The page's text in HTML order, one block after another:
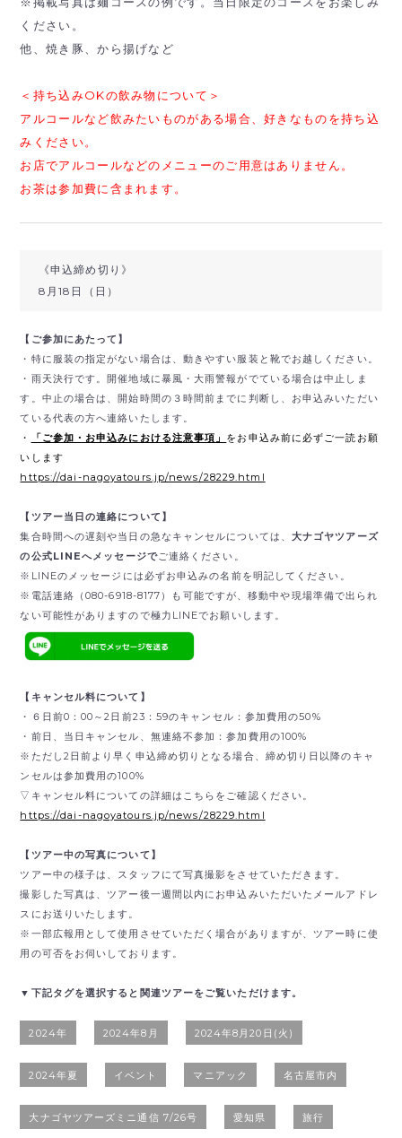
ください。
他、焼き豚、から揚げなど
＜持ち込みOKの飲み物について＞
アルコールなど飲みたいものがある場合、好きなものを持ち込
みください。
お店でアルコールなどのメニューのご用意はありません。
お茶は参加費に含まれます。
《申込締め切り》
8月18日（日）
【ご参加にあたって】
・特に服装の指定がない場合は、動きやすい服装と靴でお越しください。
・雨天決行です。開催地域に暴風・大雨警報がでている場合は中止しま
す。中止の場合は、開始時間の３時間前までに判断し、お申込みいただい
ている代表の方へ連絡いたします。
・
「ご参加・お申込みにおける注意事項」 をお申込み前に必ずご一読お願
いします
https://dai-nagoyatours.jp/news/28229.html
【ツアー当日の連絡について】
集合時間への遅刻や当日の急なキャンセルについては、 大ナゴヤツアーズ
の公式LINEへメッセージでご連絡ください。
※LINEのメッセージには必ずお申込みの名前を明記してください。
※電話連絡（080-6918-8177）も可能ですが、移動中や現場準備で出られ
ない可能性がありますので極力LINEでお願いします。
【キャンセル料について】
・６日前0：00～2日前23：59のキャンセル：参加費用の50%
・前日、当日キャンセル、無連絡不参加：参加費用の100%
※ただし2日前より早く申込締め切りとなる場合、締め切り日以降のキャ
ンセルは参加費用の100%
▽キャンセル料についての詳細はこちらをご確認ください。
https://dai-nagoyatours.jp/news/28229.html
【ツアー中の写真について】
ツアー中の様子は、スタッフにて写真撮影をさせていただきます。
撮影した写真は、ツアー後一週間以内にお申込みいただいたメールアドレ
スにお送りいたします。
※一部広報用として使用させていただく場合がありますが、ツアー時に使
用の可否をお伺いしております。
▼下記タグを選択すると関連ツアーをご覧いただけます。
2024年 2024年8月 2024年8月20日(火)
2024年夏 イベント マニアック 名古屋市内
大ナゴヤツアーズミニ通信 7/26号 愛知県 旅行